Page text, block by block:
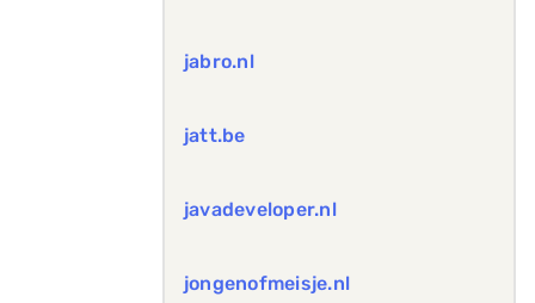
jabro.nl
jatt.be
javadeveloper.nl
jongenofmeisje.nl